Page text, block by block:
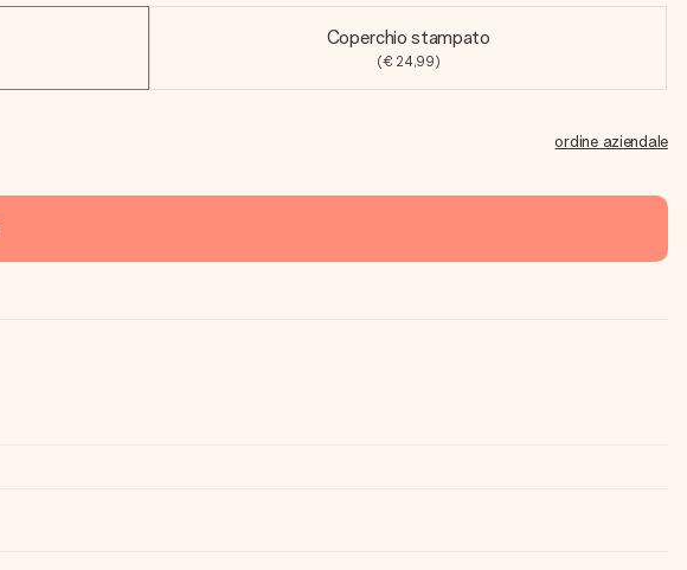
Coperchio stampato
(€ 24,99)
ordine aziendale